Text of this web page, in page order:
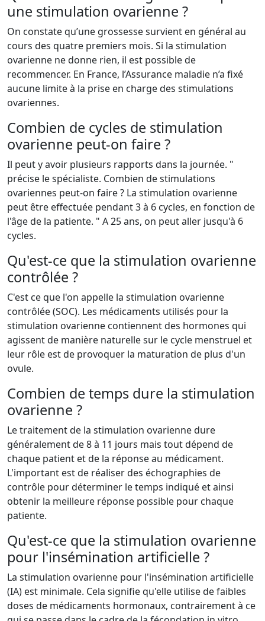
une stimulation ovarienne ?
On constate qu’une grossesse survient en général au
cours des quatre premiers mois. Si la stimulation
ovarienne ne donne rien, il est possible de
recommencer. En France, l’Assurance maladie n’a fixé
aucune limite à la prise en charge des stimulations
ovariennes.
Combien de cycles de stimulation
ovarienne peut-on faire ?
Il peut y avoir plusieurs rapports dans la journée. "
précise le spécialiste. Combien de stimulations
ovariennes peut-on faire ? La stimulation ovarienne
peut être effectuée pendant 3 à 6 cycles, en fonction de
l'âge de la patiente. " A 25 ans, on peut aller jusqu'à 6
cycles.
Qu'est-ce que la stimulation ovarienne
contrôlée ?
C'est ce que l'on appelle la stimulation ovarienne
contrôlée (SOC). Les médicaments utilisés pour la
stimulation ovarienne contiennent des hormones qui
agissent de manière naturelle sur le cycle menstruel et
leur rôle est de provoquer la maturation de plus d'un
ovule.
Combien de temps dure la stimulation
ovarienne ?
Le traitement de la stimulation ovarienne dure
généralement de 8 à 11 jours mais tout dépend de
chaque patient et de la réponse au médicament.
L'important est de réaliser des échographies de
contrôle pour déterminer le temps indiqué et ainsi
obtenir la meilleure réponse possible pour chaque
patiente.
Qu'est-ce que la stimulation ovarienne
pour l'insémination artificielle ?
La stimulation ovarienne pour l'insémination artificielle
(IA) est minimale. Cela signifie qu'elle utilise de faibles
doses de médicaments hormonaux, contrairement à ce